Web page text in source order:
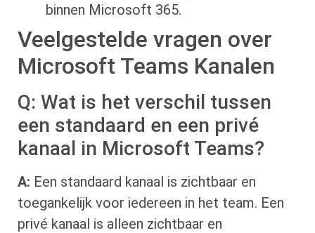
binnen Microsoft 365.
Veelgestelde vragen over
Microsoft Teams Kanalen
Q: Wat is het verschil tussen
een standaard en een privé
kanaal in Microsoft Teams?
A: Een standaard kanaal is zichtbaar en
toegankelijk voor iedereen in het team. Een
privé kanaal is alleen zichtbaar en